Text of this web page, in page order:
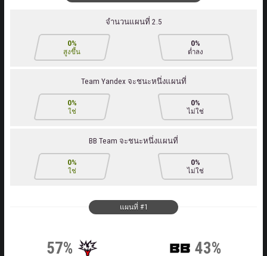
จำนวนแผนที่ 2.5
0%
สูงขึ้น
0%
ต่ำลง
Team Yandex จะชนะหนึ่งแผนที่
0%
ใช่
0%
ไม่ใช่
BB Team จะชนะหนึ่งแผนที่
0%
ใช่
0%
ไม่ใช่
แผนที่ #1
57% 43%